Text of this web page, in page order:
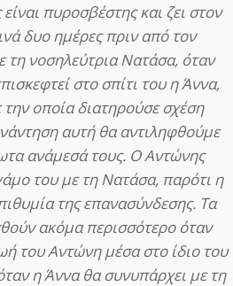
πυροσβέστης και ζει στον
δυο ημέρες πριν από τον
τη νοσηλεύτρια Νατάσα, όταν
στο σπίτι του η Άννα,
οποία διατηρούσε σχέση
αυτή θα αντιληφθούμε
ανάμεσά τους. Ο Αντώνης
του με τη Νατάσα, παρότι η
της επανασύνδεσης. Τα
ακόμα περισσότερο όταν
του Αντώνη μέσα στο ίδιο του
η Άννα θα συνυπάρχει με τη